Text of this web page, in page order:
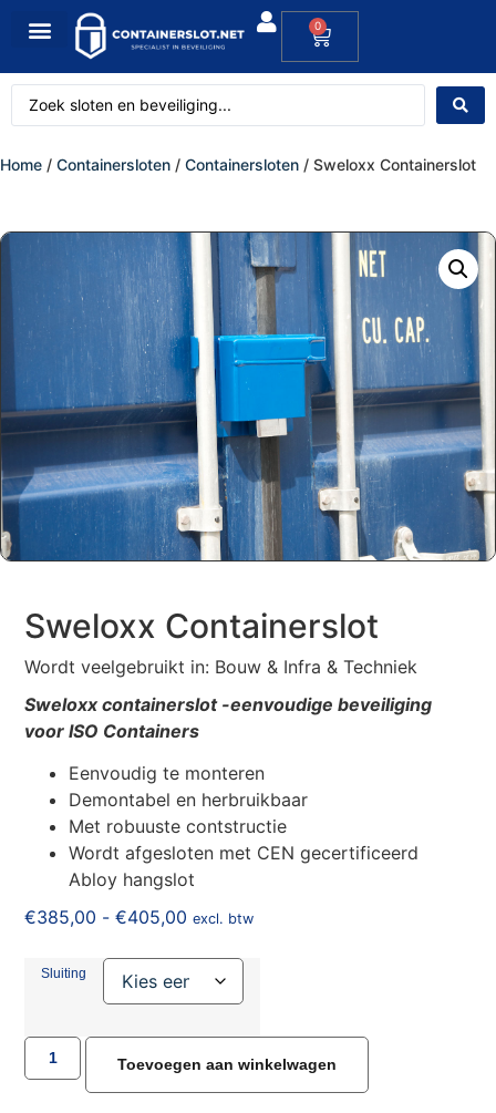
0
Home / Containersloten / Containersloten / Sweloxx Containerslot
Sweloxx Containerslot
Wordt veelgebruikt in: Bouw & Infra & Techniek
Sweloxx containerslot -eenvoudige beveiliging
voor ISO Containers
Eenvoudig te monteren
Demontabel en herbruikbaar
Met robuuste contstructie
Wordt afgesloten met CEN gecertificeerd
Abloy hangslot
€385,00 - €405,00 excl. btw
Sluiting
Toevoegen aan winkelwagen